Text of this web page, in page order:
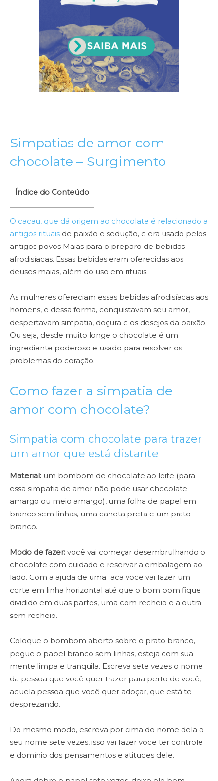
Simpatias de amor com
chocolate – Surgimento
Índice do Conteúdo
O cacau, que dá origem ao chocolate é relacionado a
antigos rituais de paixão e sedução, e era usado pelos
antigos povos Maias para o preparo de bebidas
afrodisíacas. Essas bebidas eram oferecidas aos
deuses maias, além do uso em rituais.
As mulheres ofereciam essas bebidas afrodisíacas aos
homens, e dessa forma, conquistavam seu amor,
despertavam simpatia, doçura e os desejos da paixão.
Ou seja, desde muito longe o chocolate é um
ingrediente poderoso e usado para resolver os
problemas do coração.
Como fazer a simpatia de
amor com chocolate?
Simpatia com chocolate para trazer
um amor que está distante
Material: um bombom de chocolate ao leite (para
essa simpatia de amor não pode usar chocolate
amargo ou meio amargo), uma folha de papel em
branco sem linhas, uma caneta preta e um prato
branco.
Modo de fazer: você vai começar desembrulhando o
chocolate com cuidado e reservar a embalagem ao
lado. Com a ajuda de uma faca você vai fazer um
corte em linha horizontal até que o bom bom fique
dividido em duas partes, uma com recheio e a outra
sem recheio.
Coloque o bombom aberto sobre o prato branco,
pegue o papel branco sem linhas, esteja com sua
mente limpa e tranquila. Escreva sete vezes o nome
da pessoa que você quer trazer para perto de você,
aquela pessoa que você quer adoçar, que está te
desprezando.
Do mesmo modo, escreva por cima do nome dela o
seu nome sete vezes, isso vai fazer você ter controle
e domínio dos pensamentos e atitudes dele.